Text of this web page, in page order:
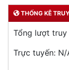
THỐNG KÊ
Tổng lượt truy
Trực tuyến: N/